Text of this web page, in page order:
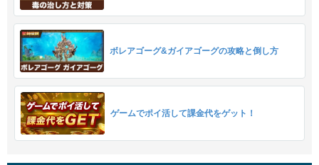
ボレアゴーグ&ガイアゴーグの攻略と倒し方
ゲームでポイ活して課金代をゲット！